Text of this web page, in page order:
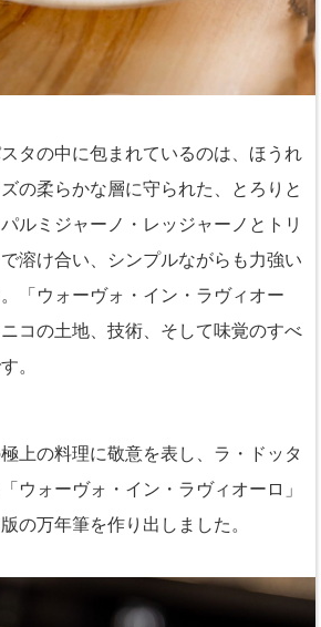
タの中に包まれているのは、ほうれ
の柔らかな層に守られた、とろりと
ルミジャーノ・レッジャーノとトリ
溶け合い、シンプルながらも力強い
「ウォーヴォ・イン・ラヴィオー
コの土地、技術、そして味覚のすべ
。
上の料理に敬意を表し、ラ・ドッタ
ウォーヴォ・イン・ラヴィオーロ」
の万年筆を作り出しました。